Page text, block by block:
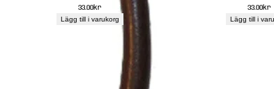
33.00kr
Lägg till i varukorg
33.00kr
Lägg till i